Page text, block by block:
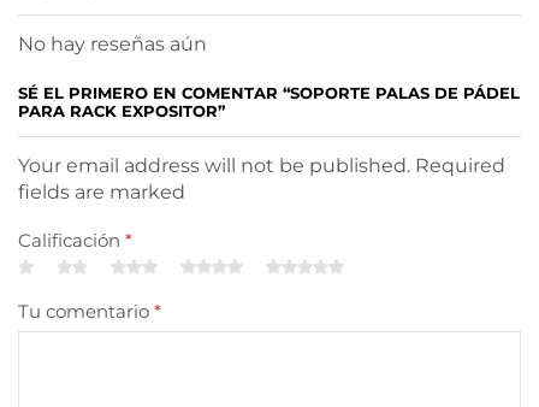
No hay reseñas aún
SÉ EL PRIMERO EN COMENTAR “SOPORTE PALAS DE PÁDEL
PARA RACK EXPOSITOR”
Your email address will not be published. Required
fields are marked
Calificación *
Tu comentario *